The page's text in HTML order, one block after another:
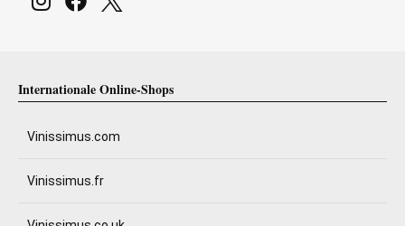
Internationale Online-Shops
Vinissimus.com
Vinissimus.fr